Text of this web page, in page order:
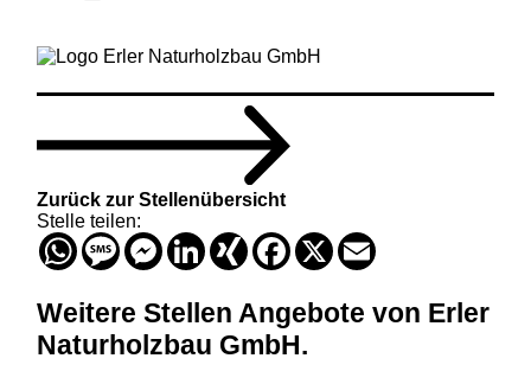
Zurück zur Stellenübersicht
Stelle teilen:
WhatsAppMessageMessenger
LinkedIn
XING Facebook
X
Weitere Stellen Angebote von Erler
Naturholzbau GmbH.